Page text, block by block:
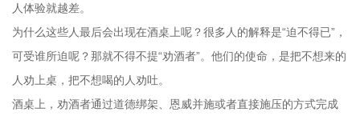
人体验就越差。
为什么这些人最后会出现在酒桌上呢？很多人的解释是“迫不得已”，
可受谁所迫呢？那就不得不提“劝酒者”。他们的使命，是把不想来的
人劝上桌，把不想喝的人劝吐。
酒桌上，劝酒者通过道德绑架、恩威并施或者直接施压的方式完成